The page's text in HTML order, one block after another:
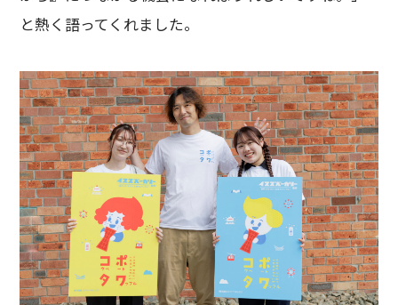
と熱く語ってくれました。